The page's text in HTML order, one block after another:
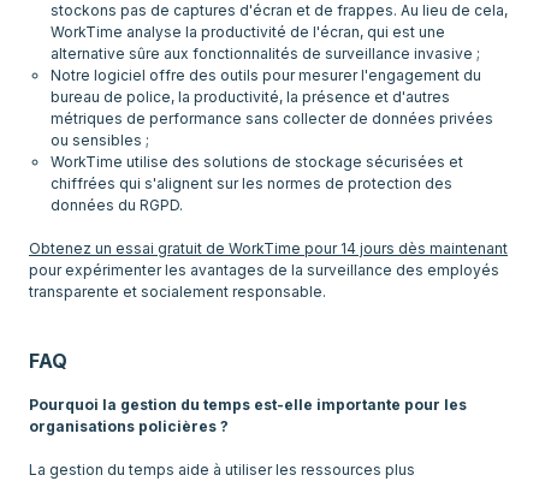
stockons pas de captures d'écran et de frappes. Au lieu de cela,
WorkTime analyse la productivité de l'écran, qui est une
alternative sûre aux fonctionnalités de surveillance invasive ;
Notre logiciel offre des outils pour mesurer l'engagement du
bureau de police, la productivité, la présence et d'autres
métriques de performance sans collecter de données privées
ou sensibles ;
WorkTime utilise des solutions de stockage sécurisées et
chiffrées qui s'alignent sur les normes de protection des
données du RGPD.
Obtenez un essai gratuit de WorkTime pour 14 jours dès maintenant
pour expérimenter les avantages de la surveillance des employés
transparente et socialement responsable.
FAQ
Pourquoi la gestion du temps est-elle importante pour les
organisations policières ?
La gestion du temps aide à utiliser les ressources plus